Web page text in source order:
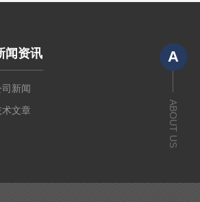
闻资讯
司新闻
术文章
A
ABOUT US